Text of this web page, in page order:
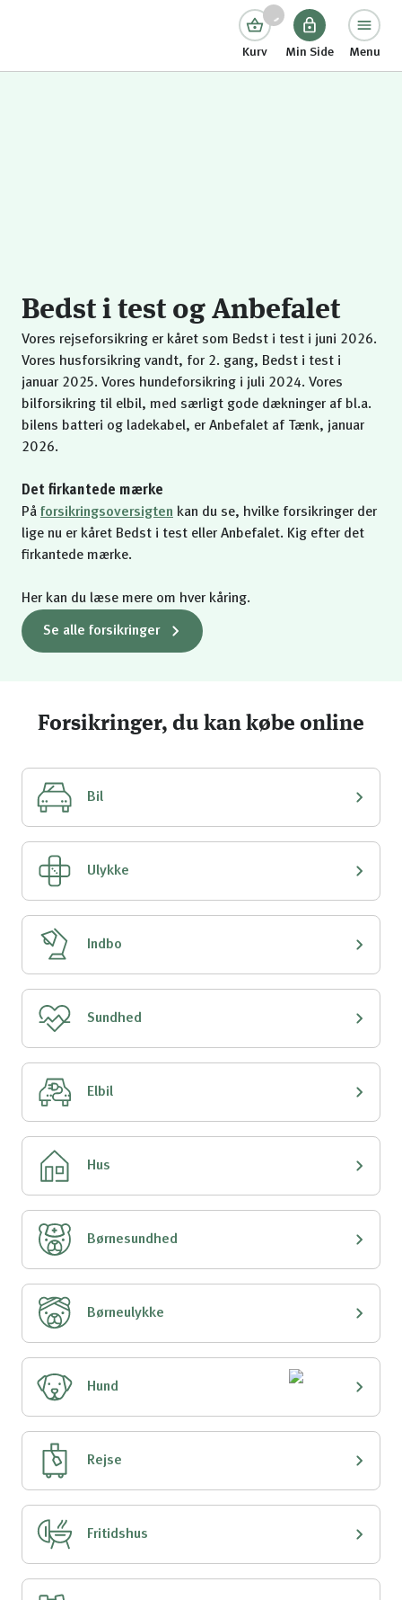
Kurv Min Side Menu
Bedst i test og Anbefalet
Vores rejseforsikring er kåret som Bedst i test i juni 2026.
Vores husforsikring vandt, for 2. gang, Bedst i test i
januar 2025. Vores hundeforsikring i juli 2024. Vores
bilforsikring til elbil, med særligt gode dækninger af bl.a.
bilens batteri og ladekabel, er Anbefalet af Tænk, januar
2026.
Det firkantede mærke
På forsikringsoversigten kan du se, hvilke forsikringer der
lige nu er kåret Bedst i test eller Anbefalet. Kig efter det
firkantede mærke.
Her kan du læse mere om hver kåring.
Se alle forsikringer
Forsikringer, du kan købe online
Bil
Ulykke
Indbo
Sundhed
Elbil
Hus
Børnesundhed
Børneulykke
Hund
Rejse
Fritidshus